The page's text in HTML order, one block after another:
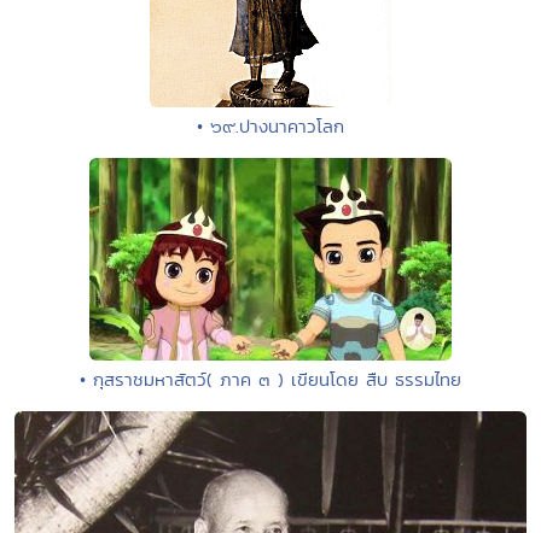
• ๖๙.ปางนาคาวโลก
• กุสราชมหาสัตว์( ภาค ๓ ) เขียนโดย สืบ ธรรมไทย